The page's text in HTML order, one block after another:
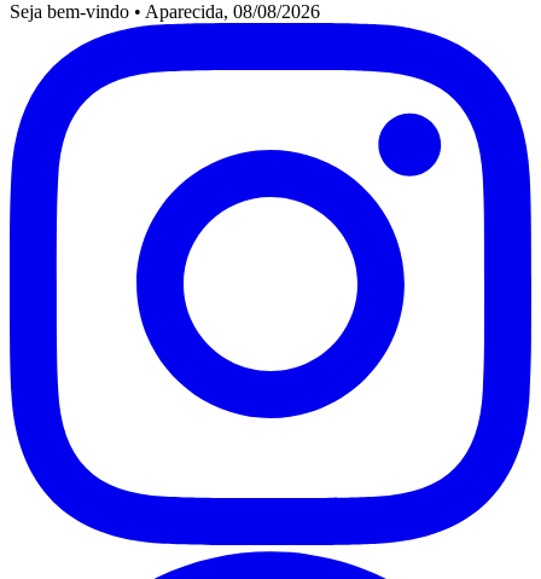
Seja bem-vindo • Aparecida, 08/08/2026